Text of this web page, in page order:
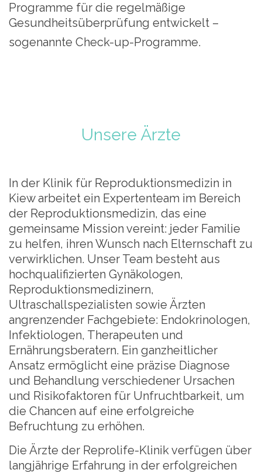
Programme für die regelmäßige
Gesundheitsüberprüfung entwickelt –
sogenannte Check-up-Programme.
Unsere Ärzte
In der Klinik für Reproduktionsmedizin in
Kiew arbeitet ein Expertenteam im Bereich
der Reproduktionsmedizin, das eine
gemeinsame Mission vereint: jeder Familie
zu helfen, ihren Wunsch nach Elternschaft zu
verwirklichen. Unser Team besteht aus
hochqualifizierten Gynäkologen,
Reproduktionsmedizinern,
Ultraschallspezialisten sowie Ärzten
angrenzender Fachgebiete: Endokrinologen,
Infektiologen, Therapeuten und
Ernährungsberatern. Ein ganzheitlicher
Ansatz ermöglicht eine präzise Diagnose
und Behandlung verschiedener Ursachen
und Risikofaktoren für Unfruchtbarkeit, um
die Chancen auf eine erfolgreiche
Befruchtung zu erhöhen.
Die Ärzte der Reprolife-Klinik verfügen über
langjährige Erfahrung in der erfolgreichen